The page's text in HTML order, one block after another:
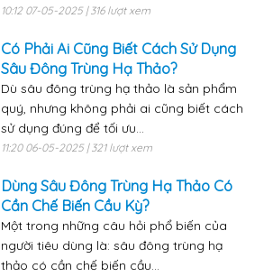
10:12 07-05-2025 | 316 lượt xem
Có Phải Ai Cũng Biết Cách Sử Dụng
Sâu Đông Trùng Hạ Thảo?
Dù sâu đông trùng hạ thảo là sản phẩm
quý, nhưng không phải ai cũng biết cách
sử dụng đúng để tối ưu...
11:20 06-05-2025 | 321 lượt xem
Dùng Sâu Đông Trùng Hạ Thảo Có
Cần Chế Biến Cầu Kỳ?
Một trong những câu hỏi phổ biến của
người tiêu dùng là: sâu đông trùng hạ
thảo có cần chế biến cầu...